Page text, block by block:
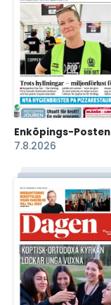
Enköpings-Posten
7.8.2026